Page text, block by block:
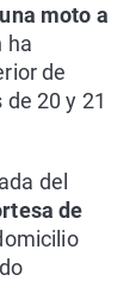
moto a
ha
de
20 y 21
del
de